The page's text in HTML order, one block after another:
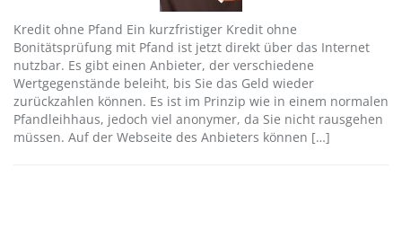
Kredit ohne Pfand Ein kurzfristiger Kredit ohne
Bonitätsprüfung mit Pfand ist jetzt direkt über das Internet
nutzbar. Es gibt einen Anbieter, der verschiedene
Wertgegenstände beleiht, bis Sie das Geld wieder
zurückzahlen können. Es ist im Prinzip wie in einem normalen
Pfandleihhaus, jedoch viel anonymer, da Sie nicht rausgehen
müssen. Auf der Webseite des Anbieters können […]